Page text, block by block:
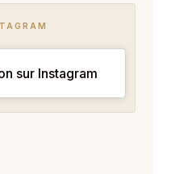
sur Instagram